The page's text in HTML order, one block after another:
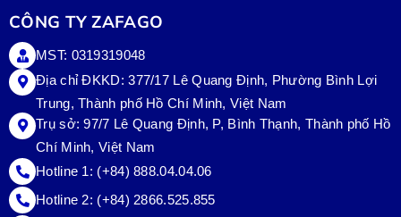
CÔNG TY ZAFAGO
MST: 0319319048
Địa chỉ ĐKKD: 377/17 Lê Quang Định, Phường Bình Lợi
Trung, Thành phố Hồ Chí Minh, Việt Nam
Trụ sở:97/7 Lê Quang Định, P, Bình Thạnh, Thành phố Hồ
Chí Minh, Việt Nam
Hotline 1: (+84) 888.04.04.06
Hotline 2: (+84) 2866.525.855